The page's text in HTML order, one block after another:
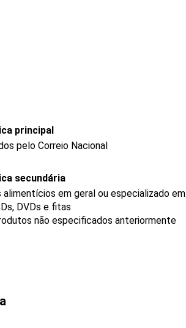
principal
pelo Correio Nacional
secundária
em geral ou especializado
DVDs e fitas
não especificados anteriormente